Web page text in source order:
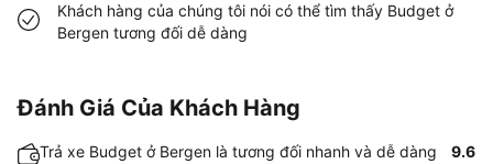
Khách hàng của chúng tôi nói có thể tìm thấy Budget ở
Bergen tương đối dễ dàng
Đánh Giá Của Khách Hàng
Trả xe Budget ở Bergen là tương đối nhanh và dễ dàng 9.6